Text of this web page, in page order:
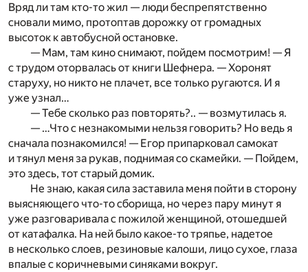
Вряд ли там кто-то жил — люди беспрепятственно
сновали мимо, протоптав дорожку от громадных
высоток к автобусной остановке.
— Мам, там кино снимают, пойдем посмотрим! — Я
с трудом оторвалась от книги Шефнера. — Хоронят
старуху, но никто не плачет, все только ругаются. И я
уже узнал…
— Тебе сколько раз повторять?.. — возмутилась я.
— …Что с незнакомыми нельзя говорить? Но ведь я
сначала познакомился! — Егор припарковал самокат
и тянул меня за рукав, поднимая со скамейки. — Пойдем,
это здесь, тот старый домик.
Не знаю, какая сила заставила меня пойти в сторону
выясняющего что-то сборища, но через пару минут я
уже разговаривала с пожилой женщиной, отошедшей
от катафалка. На ней было какое-то тряпье, надетое
в несколько слоев, резиновые калоши, лицо сухое, глаза
впалые с коричневыми синяками вокруг.